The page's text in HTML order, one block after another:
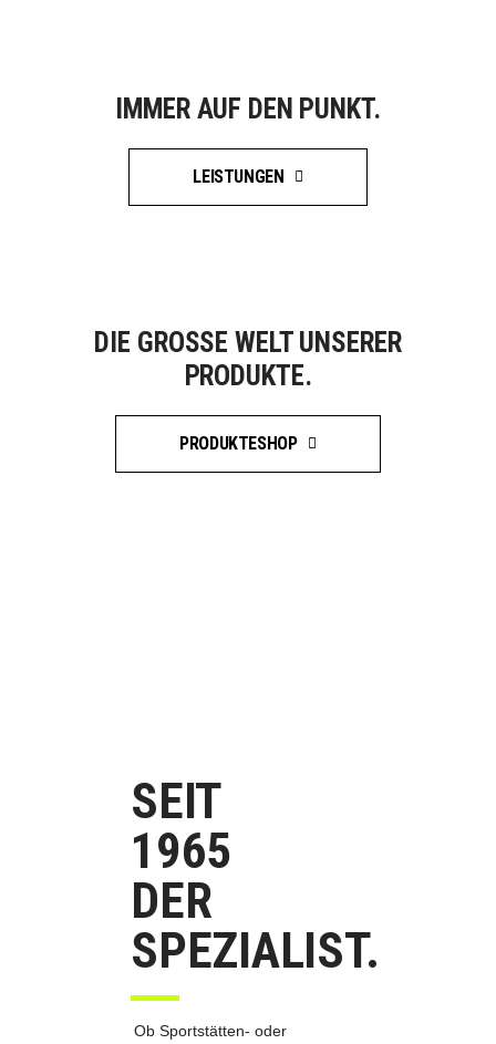
IMMER AUF DEN PUNKT.
LEISTUNGEN
DIE GROSSE WELT UNSERER P
RODUKTE.
PRODUKTESHOP
SEIT
1965
DER
SPEZIALIST.
Ob Sportstätten- oder